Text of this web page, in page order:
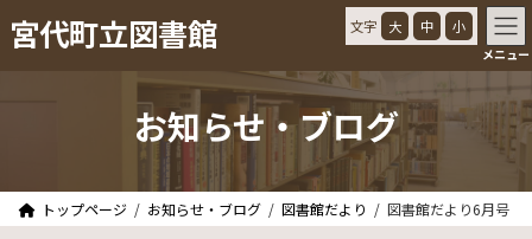
ン
プ
ビ
動
宮代町立図書館 文字 大 中 小
メニュー
お知らせ・ブログ
トップページ お知らせ・ブログ 図書館だより 図書館だより6月号